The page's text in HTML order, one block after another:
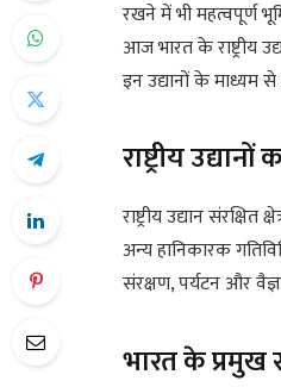
रखने में भी महत्वपूर्ण
आज भारत के राष्ट्रीय
इन उद्यानों के
राष्ट्रीय
राष्ट्रीय उद्यान
अन्य हानिकारक
संरक्षण, पर्यटन और
भारत के प्रमुख